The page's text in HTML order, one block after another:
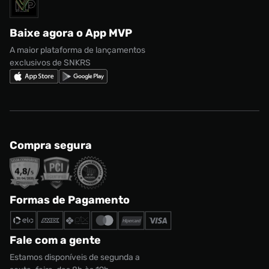
CONTINUAR COMPRANDO
Tamanho:
Marcas
adidas Campus
Nike Shox
Política de privacidade
Regulamento CRM/ CASHBACK
Regulamento Cupom
Solicite seus dados
Baixe agora o App MVP
A maior plataforma de lançamentos
exclusivos de SNKRS
Compra segura
Formas de Pagamento
Fale com a gente
Estamos disponíveis de segunda a